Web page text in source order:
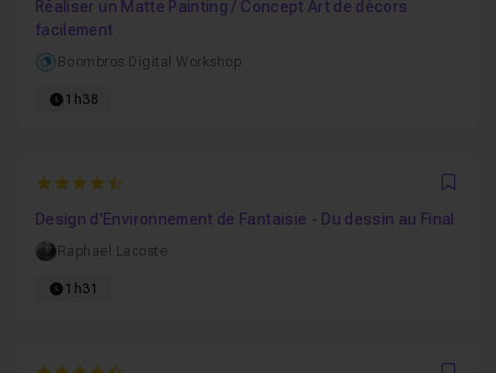
Réaliser un Matte Painting / Concept Art de décors
facilement
Boombros Digital Workshop
1h38
4.8333333333333
Design d'Environnement de Fantaisie - Du dessin au Final
Raphaël Lacoste
1h31